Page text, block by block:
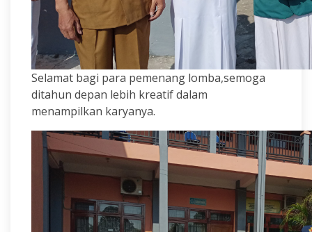
Selamat bagi para pemenang lomba,semoga
ditahun depan lebih kreatif dalam
menampilkan karyanya.